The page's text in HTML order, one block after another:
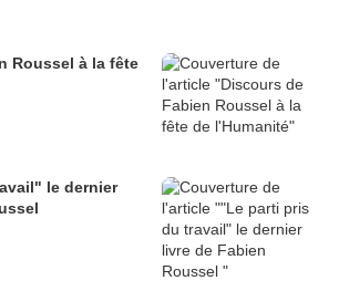
Roussel à la fête
le dernier